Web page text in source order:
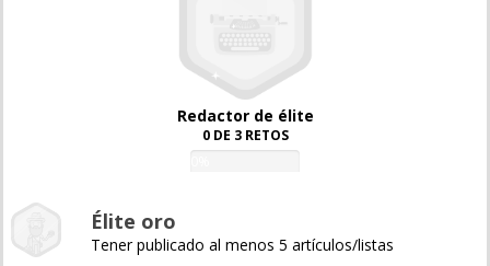
Redactor de élite
0 DE 3 RETOS
Élite oro
Tener publicado al menos 5 artículos/listas